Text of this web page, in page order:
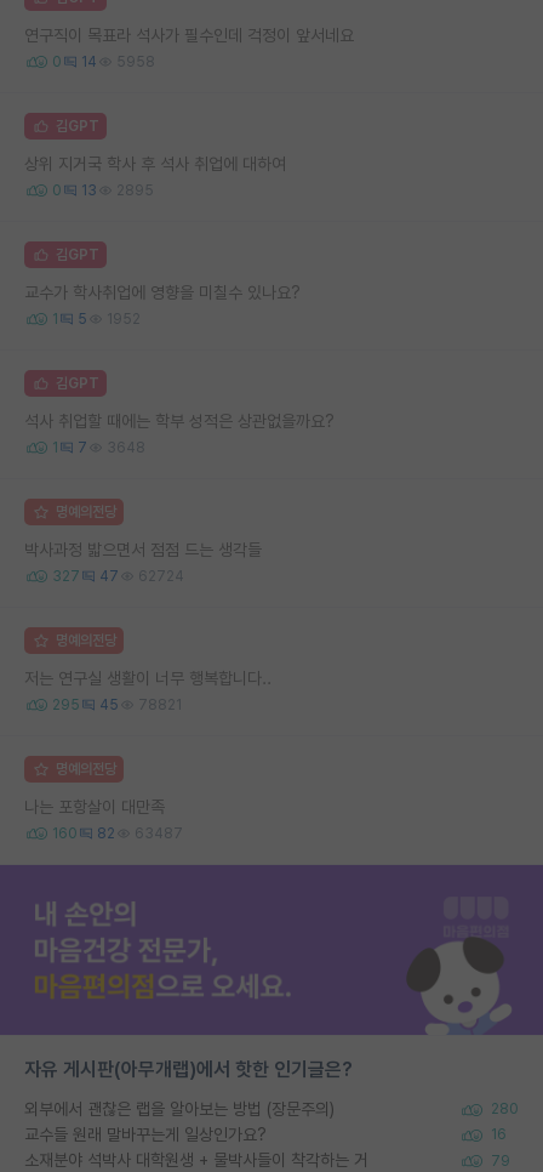
연구직이 목표라 석사가 필수인데 걱정이 앞서네요
0 14 5958
김GPT
상위 지거국 학사 후 석사 취업에 대하여
0 13 2895
김GPT
교수가 학사취업에 영향을 미칠수 있나요?
1 5 1952
김GPT
석사 취업할 때에는 학부 성적은 상관없을까요?
1 7 3648
명예의전당
박사과정 밟으면서 점점 드는 생각들
327 47 62724
명예의전당
저는 연구실 생활이 너무 행복합니다..
295 45 78821
명예의전당
나는 포항살이 대만족
160 82 63487
자유 게시판(아무개랩)에서 핫한 인기글은?
외부에서 괜찮은 랩을 알아보는 방법 (장문주의) 280
교수들 원래 말바꾸는게 일상인가요? 16
소재분야 석박사 대학원생 + 물박사들이 착각하는 거 79